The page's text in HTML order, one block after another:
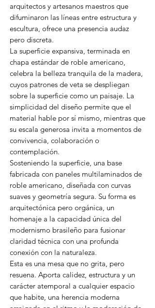
arquitectos y artesanos maestros que
difuminaron las líneas entre estructura y
escultura, ofrece una presencia audaz
pero discreta.
La superficie expansiva, terminada en
chapa estándar de roble americano,
celebra la belleza tranquila de la madera,
cuyos patrones de veta se despliegan
sobre la superficie como un paisaje. La
simplicidad del diseño permite que el
material hable por sí mismo, mientras que
su escala generosa invita a momentos de
convivencia, colaboración o
contemplación.
Sosteniendo la superficie, una base
fabricada con paneles multilaminados de
roble americano, diseñada con curvas
suaves y geometría segura. Su forma es
arquitectónica pero orgánica, un
homenaje a la capacidad única del
modernismo brasileño para fusionar
claridad técnica con una profunda
conexión con la naturaleza.
Esta es una mesa que no grita, pero
resuena. Aporta calidez, estructura y un
carácter atemporal a cualquier espacio
que habite, una herencia moderna